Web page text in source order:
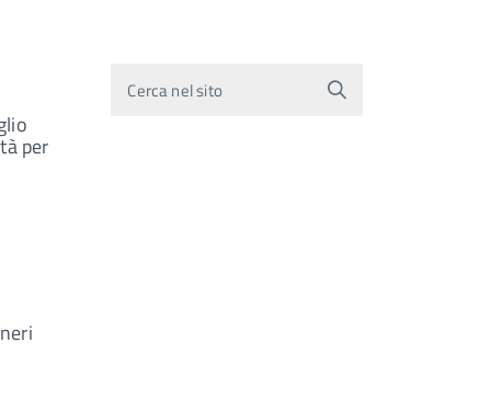
per
Cerca nel sito